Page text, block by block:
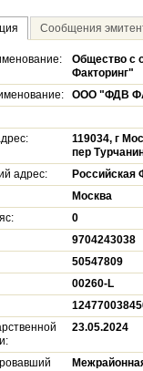
Сообщения
Общество с
Факторинг"
ООО "ФДВ
119034, г
пер
адрес:
Российская
Москва
0
9704243038
50547809
00260-L
23.05.2024